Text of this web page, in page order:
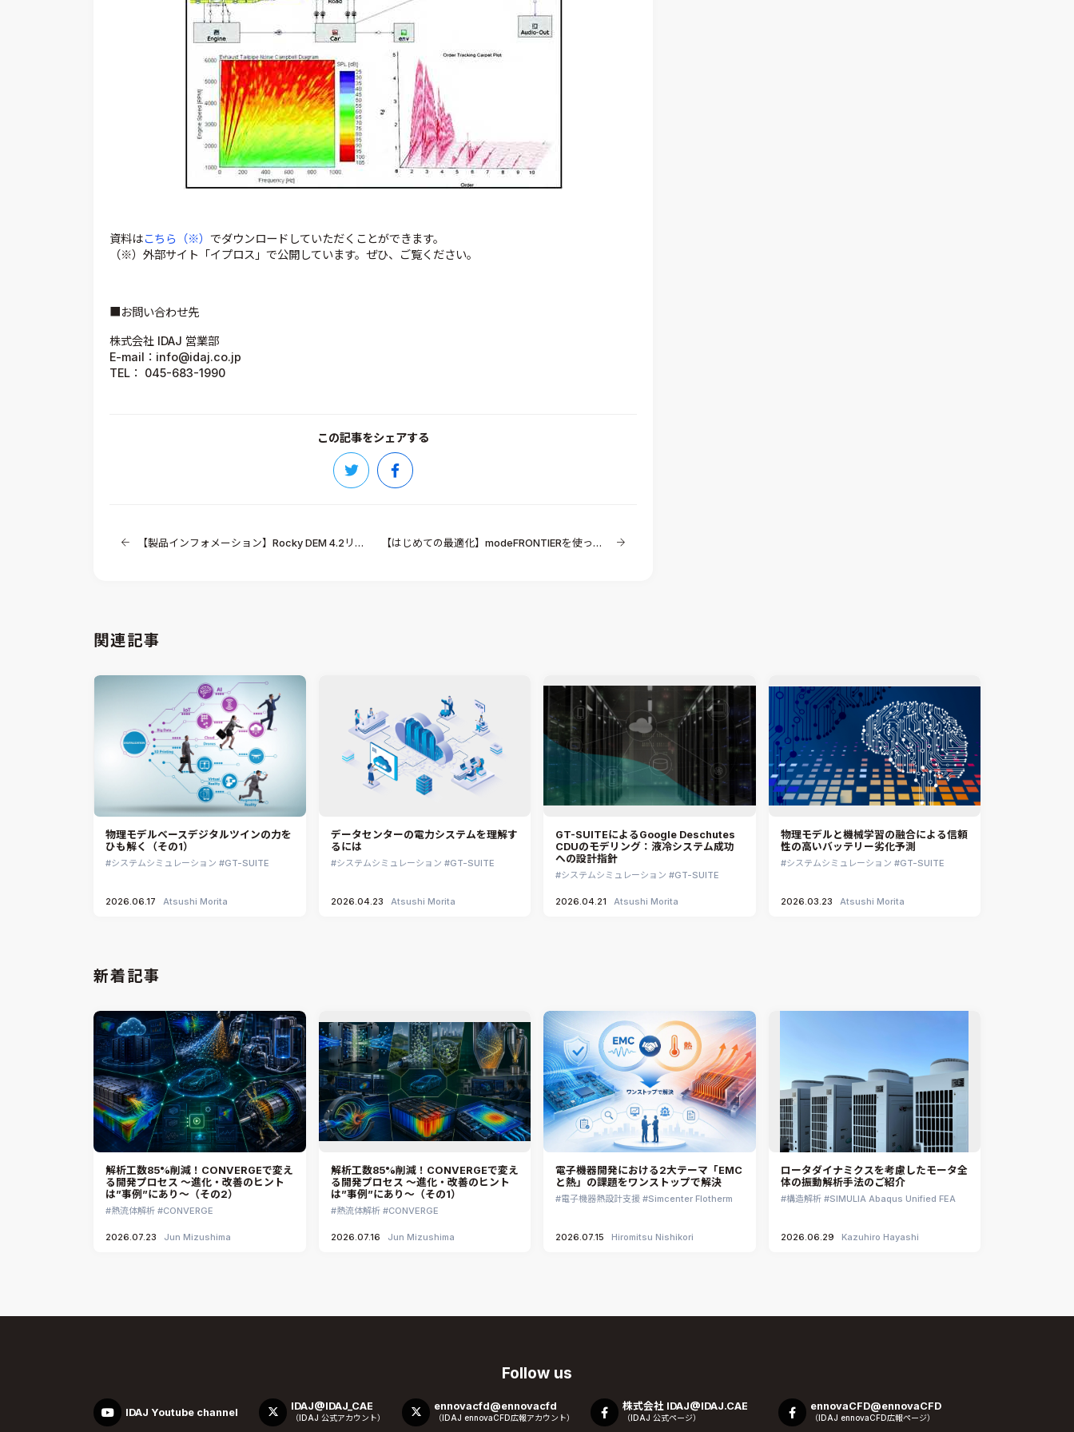
資料はこちら（※） でダウンロードしていただくことができます。
（※）外部サイト「イプロス」で公開しています。ぜひ、ご覧ください。
■お問い合わせ先
株式会社 IDAJ 営業部
E-mail：info@idaj.co.jp
TEL： 045-683-1990
この記事をシェアする
【製品インフォメーション】Rocky DEM 4.2リリース 【はじめての最適化】modeFRONTIERを使った多目的最適化（その1）
関連記事
物理モデルベースデジタルツインの力を
ひも解く（その1）
システムシミュレーション GT-SUITE
2026.06.17 Atsushi Morita
データセンターの電力システムを理解す
るには
システムシミュレーション GT-SUITE
2026.04.23 Atsushi Morita
GT-SUITEによるGoogle Deschutes
CDUのモデリング：液冷システム成功
への設計指針
システムシミュレーション GT-SUITE
2026.04.21 Atsushi Morita
物理モデルと機械学習の融合による信頼
性の高いバッテリー劣化予測
システムシミュレーション GT-SUITE
2026.03.23 Atsushi Morita
新着記事
解析工数85%削減！CONVERGEで変え
る開発プロセス ～進化・改善のヒント
は”事例”にあり～（その2）
熱流体解析 CONVERGE
2026.07.23 Jun Mizushima
解析工数85%削減！CONVERGEで変え
る開発プロセス ～進化・改善のヒント
は”事例”にあり～（その1）
熱流体解析 CONVERGE
2026.07.16 Jun Mizushima
電子機器開発における2大テーマ「EMC
と熱」の課題をワンストップで解決
電子機器熱設計支援 Simcenter Flotherm
2026.07.15 Hiromitsu Nishikori
ロータダイナミクスを考慮したモータ全
体の振動解析手法のご紹介
構造解析 SIMULIA Abaqus Unified FEA
2026.06.29 Kazuhiro Hayashi
Follow us
IDAJ Youtube channel IDAJ@IDAJ_CAE
（IDAJ 公式アカウント）
ennovacfd@ennovacfd
（IDAJ ennovaCFD広報アカウント）
株式会社 IDAJ@IDAJ.CAE
（IDAJ 公式ページ）
ennovaCFD@ennovaCFD
（IDAJ ennovaCFD広報ページ）